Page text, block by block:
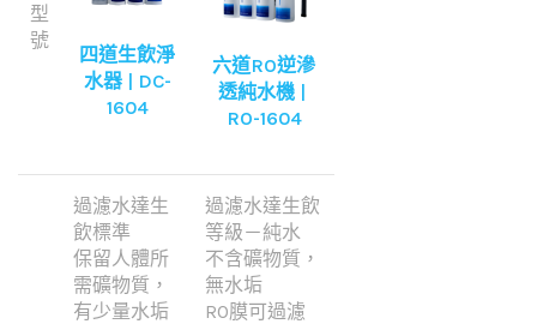
型
號
四道生飲淨
水器 | DC-
1604
六道RO逆滲
透純水機 |
RO-1604
過濾水達生
飲標準
保留人體所
需礦物質，
有少量水垢
過濾水達生飲
等級－純水
不含礦物質，
無水垢
RO膜可過濾